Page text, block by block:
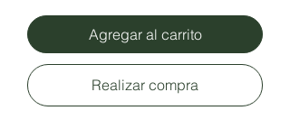
Agregar al carrito
Realizar compra